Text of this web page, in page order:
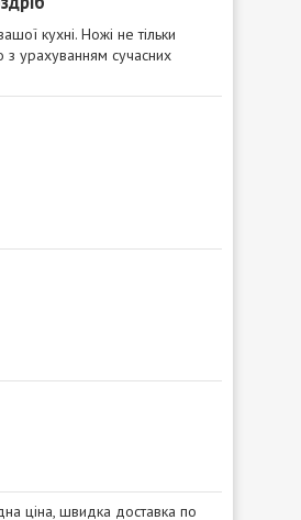
кухні. Ножі не тільки
з урахуванням сучасних
ціна, швидка доставка по